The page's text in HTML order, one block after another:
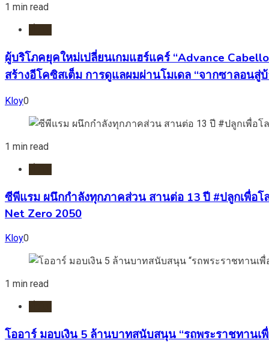
1 min read
ผู้บริโภคยุคใหม่เปลี่ยนเกมแฮร์แคร์ “Advance
สร้างอีโคซิสเต็ม การดูแลผมผ่านโมเดล “จากซาลอนสู่
Kloy0
1 min read
ซีพีแรม ผนึกกำลังทุกภาคส่วน สานต่อ 13 ปี #ปลูกเพื่อ
Net Zero 2050
Kloy0
1 min read
โออาร์ มอบเงิน 5 ล้านบาทสนับสนุน “รถพระราชทานเ